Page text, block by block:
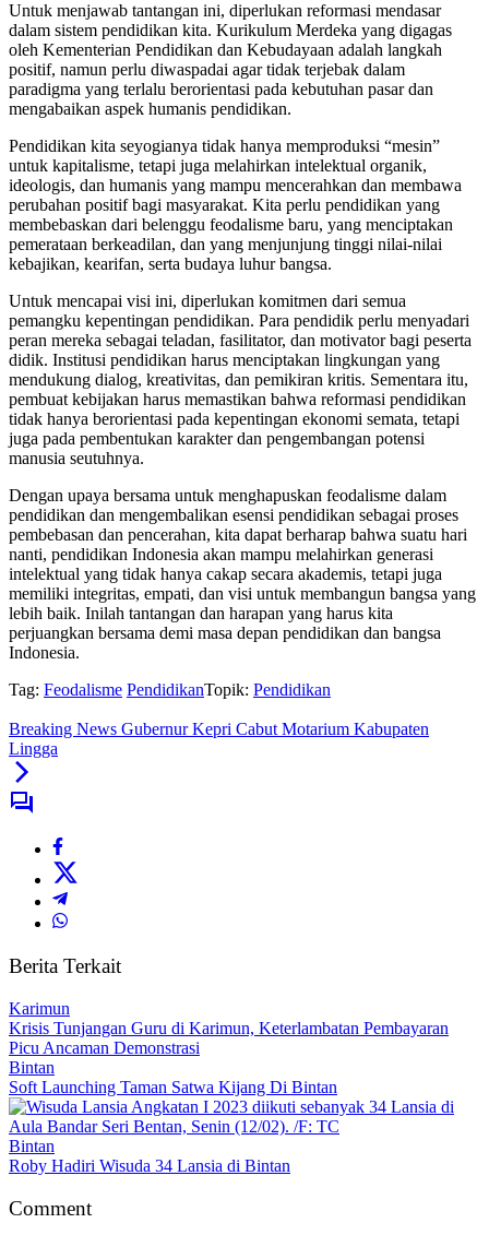
Untuk menjawab tantangan ini, diperlukan reformasi mendasar
dalam sistem pendidikan kita. Kurikulum Merdeka yang digagas
oleh Kementerian Pendidikan dan Kebudayaan adalah langkah
positif, namun perlu diwaspadai agar tidak terjebak dalam
paradigma yang terlalu berorientasi pada kebutuhan pasar dan
mengabaikan aspek humanis pendidikan.
Pendidikan kita seyogianya tidak hanya memproduksi “mesin”
untuk kapitalisme, tetapi juga melahirkan intelektual organik,
ideologis, dan humanis yang mampu mencerahkan dan membawa
perubahan positif bagi masyarakat. Kita perlu pendidikan yang
membebaskan dari belenggu feodalisme baru, yang menciptakan
pemerataan berkeadilan, dan yang menjunjung tinggi nilai-nilai
kebajikan, kearifan, serta budaya luhur bangsa.
Untuk mencapai visi ini, diperlukan komitmen dari semua
pemangku kepentingan pendidikan. Para pendidik perlu menyadari
peran mereka sebagai teladan, fasilitator, dan motivator bagi peserta
didik. Institusi pendidikan harus menciptakan lingkungan yang
mendukung dialog, kreativitas, dan pemikiran kritis. Sementara itu,
pembuat kebijakan harus memastikan bahwa reformasi pendidikan
tidak hanya berorientasi pada kepentingan ekonomi semata, tetapi
juga pada pembentukan karakter dan pengembangan potensi
manusia seutuhnya.
Dengan upaya bersama untuk menghapuskan feodalisme dalam
pendidikan dan mengembalikan esensi pendidikan sebagai proses
pembebasan dan pencerahan, kita dapat berharap bahwa suatu hari
nanti, pendidikan Indonesia akan mampu melahirkan generasi
intelektual yang tidak hanya cakap secara akademis, tetapi juga
memiliki integritas, empati, dan visi untuk membangun bangsa yang
lebih baik. Inilah tantangan dan harapan yang harus kita
perjuangkan bersama demi masa depan pendidikan dan bangsa
Indonesia.
Tag: Feodalisme PendidikanTopik: Pendidikan
Breaking News Gubernur Kepri Cabut Motarium Kabupaten
Lingga
Berita Terkait
Karimun
Krisis Tunjangan Guru di Karimun, Keterlambatan Pembayaran
Picu Ancaman Demonstrasi
Bintan
Soft Launching Taman Satwa Kijang Di Bintan
Bintan
Roby Hadiri Wisuda 34 Lansia di Bintan
Comment